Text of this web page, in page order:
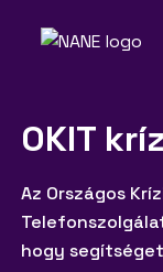
OKIT
Az Országos
hogy